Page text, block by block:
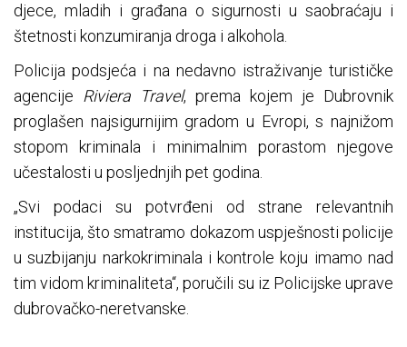
djece, mladih i građana o sigurnosti u saobraćaju i
štetnosti konzumiranja droga i alkohola.
Policija podsjeća i na nedavno istraživanje turističke
agencije Riviera Travel, prema kojem je Dubrovnik
proglašen najsigurnijim gradom u Evropi, s najnižom
stopom kriminala i minimalnim porastom njegove
učestalosti u posljednjih pet godina.
„Svi podaci su potvrđeni od strane relevantnih
institucija, što smatramo dokazom uspješnosti policije
u suzbijanju narkokriminala i kontrole koju imamo nad
tim vidom kriminaliteta“, poručili su iz Policijske uprave
dubrovačko-neretvanske.